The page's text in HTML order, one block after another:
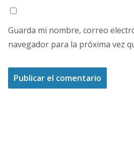
Guarda mi nombre, correo
navegador para la próxima vez